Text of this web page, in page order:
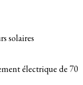
solaires
électrique de 70